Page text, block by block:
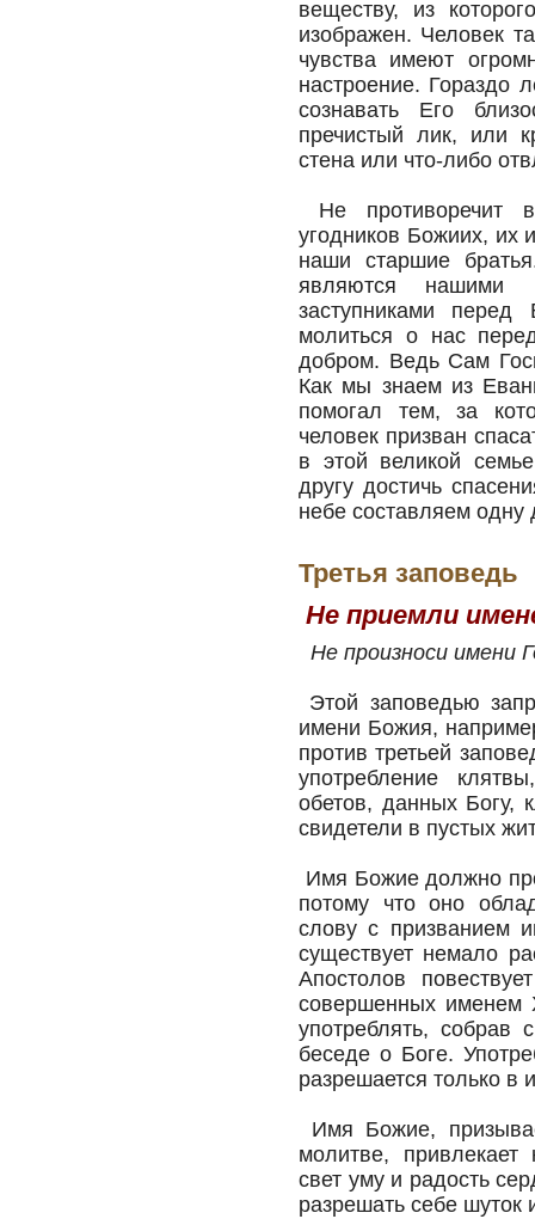
веществу, из
изображен. Человек
чувства имеют
настроение. Гораздо
сознавать Его
пречистый лик, или
стена или что-либо
Не противоречит
угодников Божиих, их
наши старшие
являются нашими
заступниками
молиться о нас
добром. Ведь Сам
Как мы знаем из
помогал тем, за
человек призван
в этой великой
другу достичь
небе составляем
Третья заповедь
Не приемли
Не произноси имени
Этой заповедью
имени Божия,
против третьей
употребление
обетов, данных Богу,
свидетели в пустых
Имя Божие должно
потому что оно
слову с призванием
существует немало
Апостолов
совершенных именем
употреблять,
беседе о Боге.
разрешается только в
Имя Божие,
молитве,
свет уму и радость
разрешать себе шуток